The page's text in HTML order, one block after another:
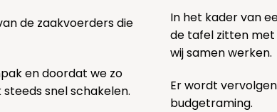
de zaakvoerders die
en doordat we zo
snel schakelen.
In het kader van
de tafel zitten
wij samen werken.
Er wordt
budgetraming.